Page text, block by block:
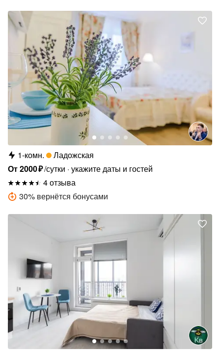
1-комн.
Ладожская
От2000₽/сутки укажите даты и гостей
4 отзыва
30% вернётся бонусами